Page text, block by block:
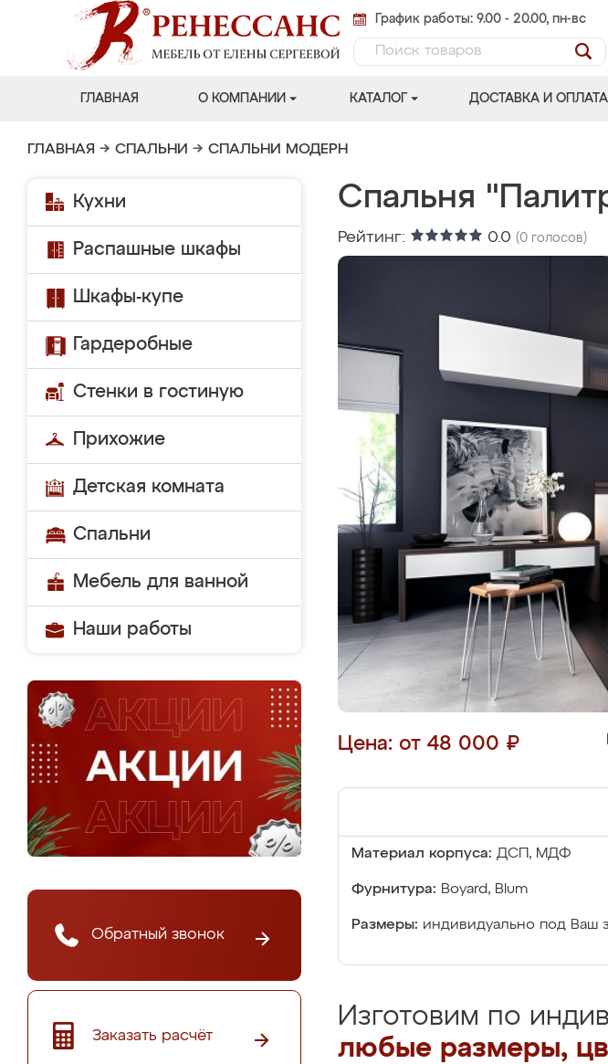
График работы: 9.00 - 20.00, пн-вс
ГЛАВНАЯ О КОМПАНИИ КАТАЛОГ ДОСТАВКА И ОПЛАТА
ГЛАВНАЯ → СПАЛЬНИ → СПАЛЬНИ МОДЕРН
Кухни
Распашные шкафы
Шкафы-купе
Гардеробные
Стенки в гостиную
Прихожие
Детская комната
Спальни
Мебель для ванной
Наши работы
Обратный звонок
Заказать расчёт
Спальня
Рейтинг: 0.0 (0 голосов)
Цена: от 48 000 ₽
Материал корпуса: ДСП, МДФ
Фурнитура: Boyard, Blum
Размеры: индивидуально под Ваш
Изготовим по
любые размеры,